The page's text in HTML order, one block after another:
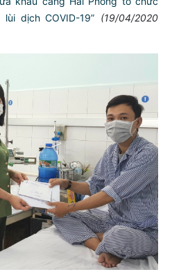
dịch COVID-19” (19/04/2020